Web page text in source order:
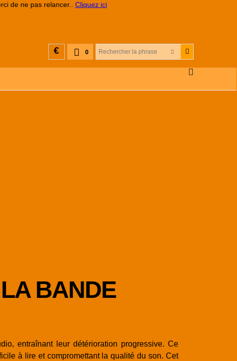
de ne pas relancer.. Cliquez ici
0
€
BANDE
entraînant leur détérioration progressive. Ce
à lire et compromettant la qualité du son. Cet